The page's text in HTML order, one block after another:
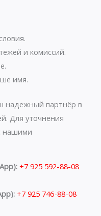
и комиссий.
имя.
надежный партнёр в
Для уточнения
нашими
+7 925 592-88-08
+7 925 746-88-08